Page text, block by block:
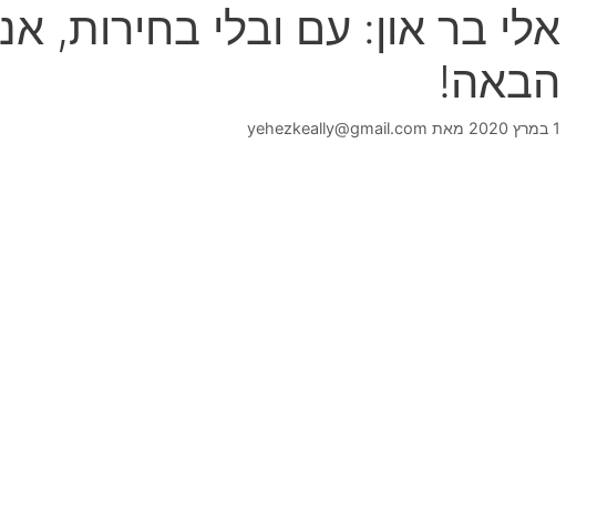
אלי בר און: עם ובלי בחירות,
הבאה!
1 במרץ 2020 מאת yehezkeally@gmail.com